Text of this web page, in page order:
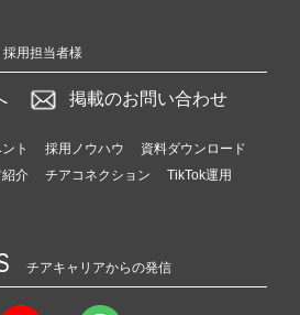
用担当者様
掲載のお問い合わせ
ト 採用ノウハウ
資料ダウンロード
紹介 チアコネクション
TikTok運用
チアキャリアからの発信